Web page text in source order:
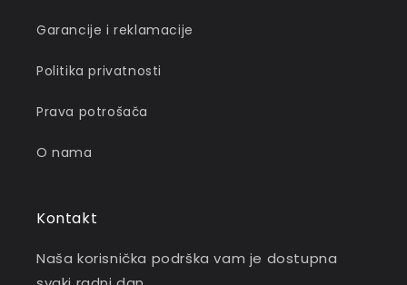
Garancije i reklamacije
Politika privatnosti
Prava potrošača
O nama
Kontakt
Naša korisnička podrška vam je dostupna